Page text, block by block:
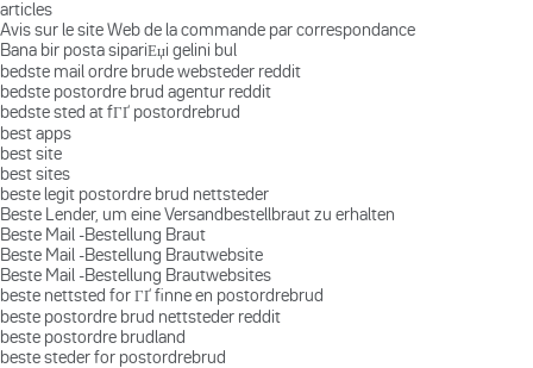
articles
Avis sur le site Web de la commande par correspondance
Bana bir posta sipariЕџi gelini bul
bedste mail ordre brude websteder reddit
bedste postordre brud agentur reddit
bedste sted at fГҐ postordrebrud
best apps
best site
best sites
beste legit postordre brud nettsteder
Beste Lender, um eine Versandbestellbraut zu erhalten
Beste Mail -Bestellung Braut
Beste Mail -Bestellung Brautwebsite
Beste Mail -Bestellung Brautwebsites
beste nettsted for ГҐ finne en postordrebrud
beste postordre brud nettsteder reddit
beste postordre brudland
beste steder for postordrebrud